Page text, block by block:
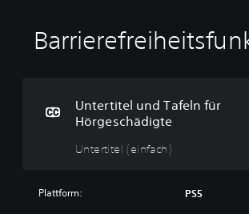
Untertitel und Tafeln für
Hörgeschädigte
Untertitel (einfach)
U
n
r
t
t
Plattform: PS5